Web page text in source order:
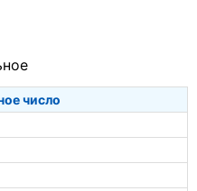
число